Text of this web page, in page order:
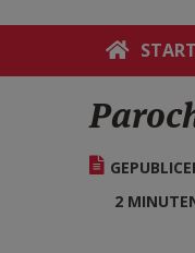
2